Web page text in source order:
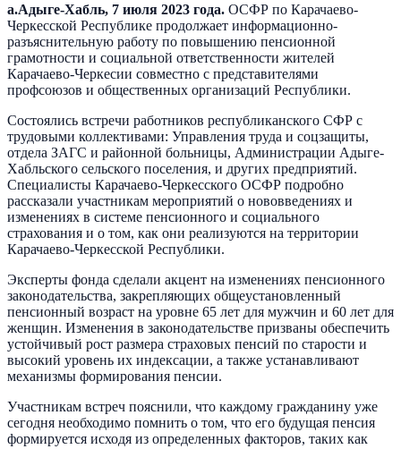
а.Адыге-Хабль, 7 июля 2023 года. ОСФР по Карачаево-
Черкесской Республике продолжает информационно-
разъяснительную работу по повышению пенсионной
грамотности и социальной ответственности жителей
Карачаево-Черкесии совместно с представителями
профсоюзов и общественных организаций Республики.
Состоялись встречи работников республиканского СФР с
трудовыми коллективами: Управления труда и соцзащиты,
отдела ЗАГС и районной больницы, Администрации Адыге-
Хабльского сельского поселения, и других предприятий.
Специалисты Карачаево-Черкесского ОСФР подробно
рассказали участникам мероприятий о нововведениях и
изменениях в системе пенсионного и социального
страхования и о том, как они реализуются на территории
Карачаево-Черкесской Республики.
Эксперты фонда сделали акцент на изменениях пенсионного
законодательства, закрепляющих общеустановленный
пенсионный возраст на уровне 65 лет для мужчин и 60 лет для
женщин. Изменения в законодательстве призваны обеспечить
устойчивый рост размера страховых пенсий по старости и
высокий уровень их индексации, а также устанавливают
механизмы формирования пенсии.
Участникам встреч пояснили, что каждому гражданину уже
сегодня необходимо помнить о том, что его будущая пенсия
формируется исходя из определенных факторов, таких как